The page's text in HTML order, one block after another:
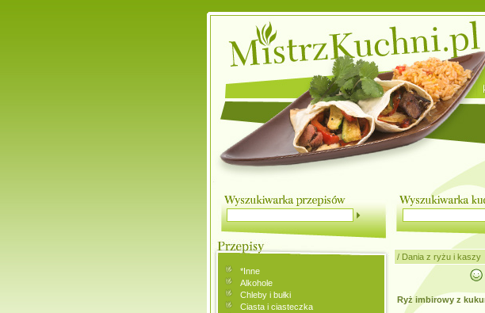
*Inne
Alkohole
Chleby i bułki
Ciasta i ciasteczka
/ Dania z ryżu i kaszy
Ryż imbirowy z